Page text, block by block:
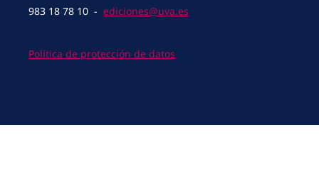
983 18 78 10 - ediciones@uva.es
Política de protección de datos